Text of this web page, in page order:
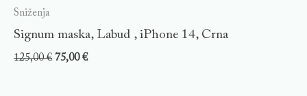
Sniženja
Signum maska, Labud , iPhone 14, Crna
125,00€ 75,00€